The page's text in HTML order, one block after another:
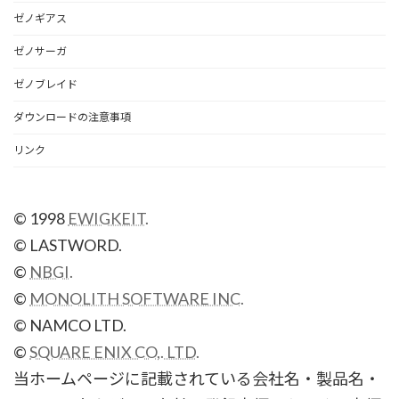
ゼノギアス
ゼノサーガ
ゼノブレイド
ダウンロードの注意事項
リンク
© 1998 EWIGKEIT.
© LASTWORD.
© NBGI.
© MONOLITH SOFTWARE INC.
© NAMCO LTD.
©SQUARE ENIX CO,. LTD.
当ホームページに記載されている会社名・製品名・